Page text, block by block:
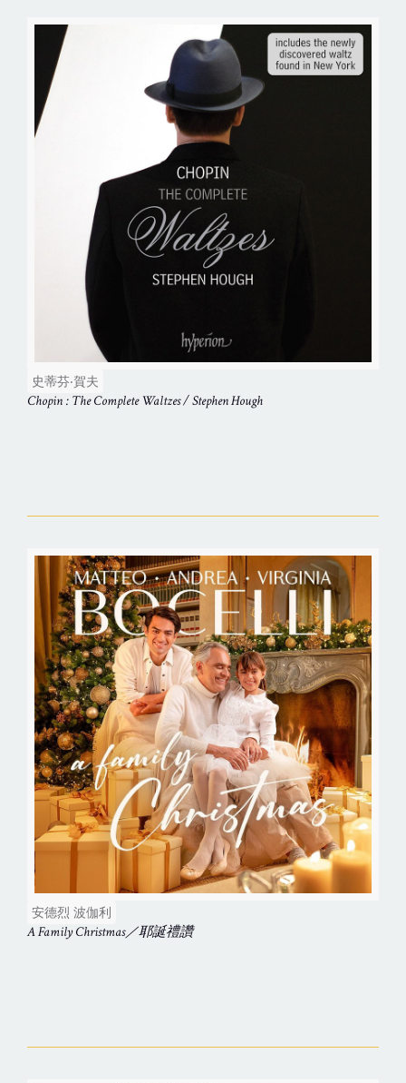
史蒂芬‧賀夫
Chopin : The Complete Waltzes / Stephen Hough
安德烈 波伽利
A Family Christmas／耶誕禮讚